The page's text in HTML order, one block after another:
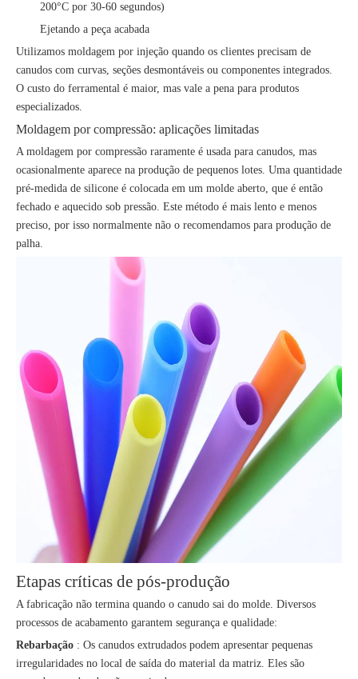
200°C por 30-60 segundos)
Ejetando a peça acabada
Utilizamos moldagem por injeção quando os clientes precisam de
canudos com curvas, seções desmontáveis ​​ou componentes integrados.
O custo do ferramental é maior, mas vale a pena para produtos
especializados.
Moldagem por compressão: aplicações limitadas
A moldagem por compressão raramente é usada para canudos, mas
ocasionalmente aparece na produção de pequenos lotes. Uma quantidade
pré-medida de silicone é colocada em um molde aberto, que é então
fechado e aquecido sob pressão. Este método é mais lento e menos
preciso, por isso normalmente não o recomendamos para produção de
palha.
Etapas críticas de pós-produção
A fabricação não termina quando o canudo sai do molde. Diversos
processos de acabamento garantem segurança e qualidade:
Rebarbação : Os canudos extrudados podem apresentar pequenas
irregularidades no local de saída do material da matriz. Eles são